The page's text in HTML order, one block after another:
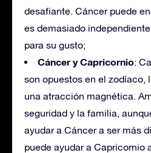
desafiante. Cáncer puede
es demasiado
para su gusto;
Cáncer y Capricornio:
son opuestos en el zodíaco,
una atracción magnética.
seguridad y la familia,
ayudar a Cáncer a ser más
puede ayudar a Capricornio